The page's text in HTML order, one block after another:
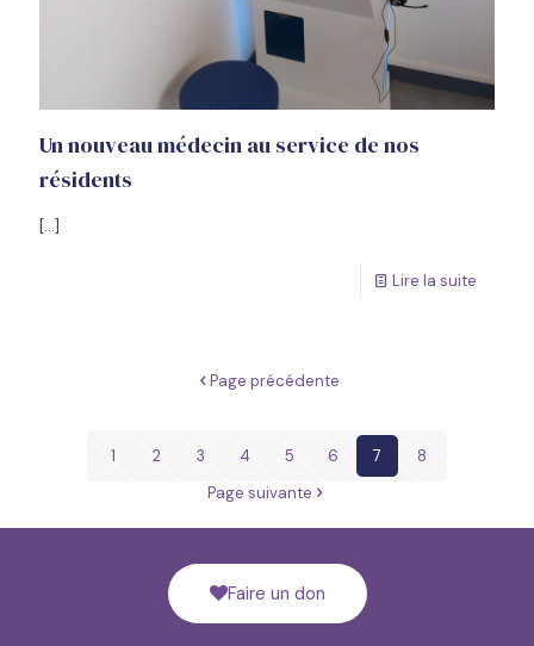
Un nouveau médecin au service de nos
résidents
[…]
Lire la suite
Page précédente
1 2 3 4 5 6 7
8
Page suivante
Faire un don